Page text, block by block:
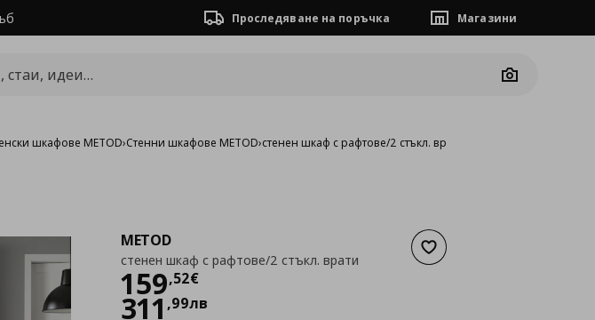
Проследяване на поръчка Магазини
Camera
шкафове METOD›Стенни шкафове METOD›стенен шкаф с рафтове/2 стъкл. врати
Добави към списъка с
METOD
стенен шкаф с рафтове/2 стъкл. врати
159,52€
Цена
311 ,99лв